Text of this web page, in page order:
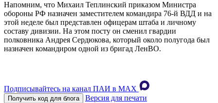
Напомним, что Михаил Теплинский приказом Министра
обороны РФ назначен заместителем командира 76-й ВДД и на
этой неделе был представлен офицерам штаба и личному
составу дивизии. На этом посту он сменил гвардии
полковника Андрея Сердюкова, который около полугода был
назначен командиром одной из бригад ЛенВО.
Подписывайтесь на канал ПАИ в MAХ
Получить код для блога
Версия для печати